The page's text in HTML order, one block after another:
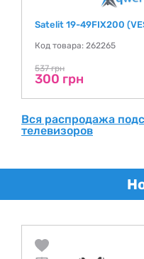
Satelit 19-49FIX200
Код товара: 262265
537 грн
300 грн
Вся распродажа
телевизоров